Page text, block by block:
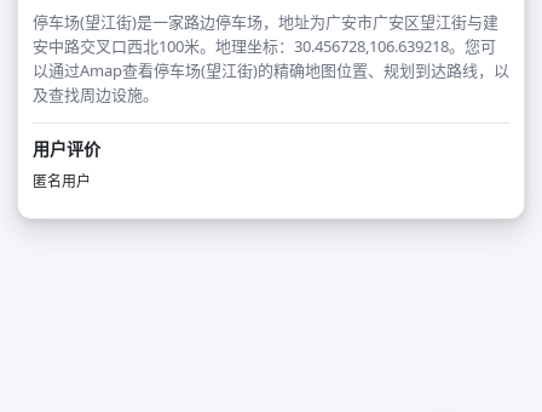
停车场(望江街)是一家路边停车场，地址为广安市广安区望江街与建
安中路交叉口西北100米。地理坐标：30.456728,106.639218。您可
以通过Amap查看停车场(望江街)的精确地图位置、规划到达路线，以
及查找周边设施。
用户评价
匿名用户